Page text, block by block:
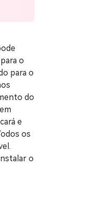
o
para o
do
e
os
o